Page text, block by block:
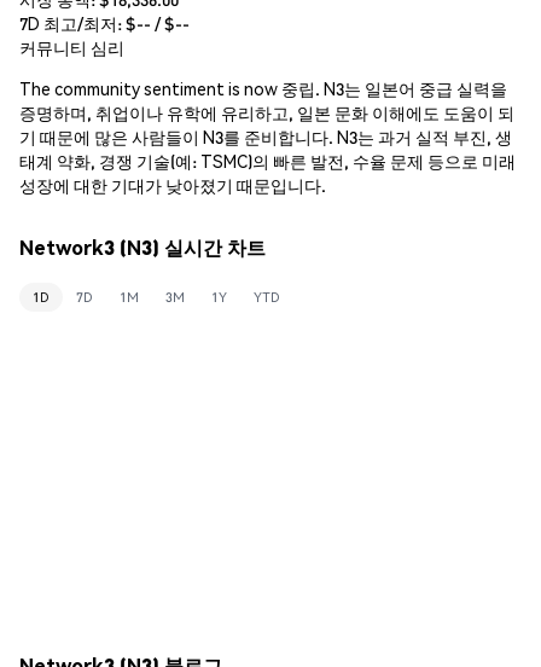
7D 최고/최저: $-- / $--
커뮤니티 심리
The community sentiment is now 중립. N3는 일본어 중급 실력을
증명하며, 취업이나 유학에 유리하고, 일본 문화 이해에도 도움이 되
기 때문에 많은 사람들이 N3를 준비합니다. N3는 과거 실적 부진, 생
태계 약화, 경쟁 기술(예: TSMC)의 빠른 발전, 수율 문제 등으로 미래
성장에 대한 기대가 낮아졌기 때문입니다.
Network3 (N3) 실시간 차트
1D 7D 1M 3M 1Y YTD